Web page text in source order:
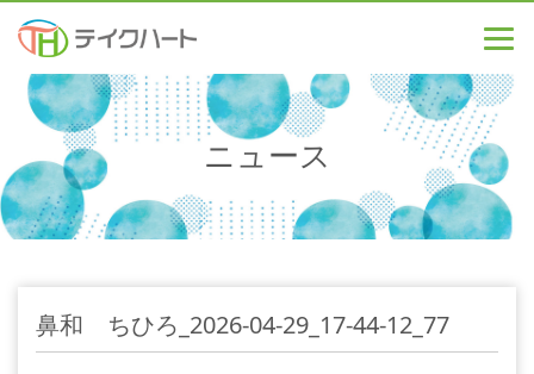
ニュース
鼻和 ちひろ_2026-04-29_17-44-12_77